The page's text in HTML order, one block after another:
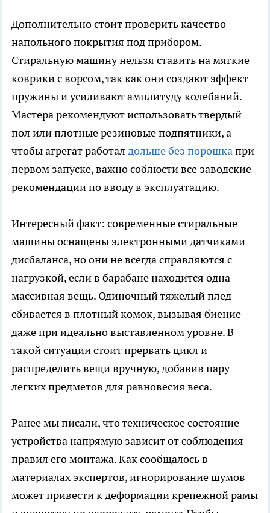
Дополнительно стоит проверить качество
напольного покрытия под прибором.
Стиральную машину нельзя ставить на мягкие
коврики с ворсом, так как они создают эффект
пружины и усиливают амплитуду колебаний.
Мастера рекомендуют использовать твердый
пол или плотные резиновые подпятники, а
чтобы агрегат работал дольше без порошкапри
первом запуске, важно соблюсти все заводские
рекомендации по вводу в эксплуатацию.
Интересный факт: современные стиральные
машины оснащены электронными датчиками
дисбаланса, но они не всегда справляются с
нагрузкой, если в барабане находится одна
массивная вещь. Одиночный тяжелый плед
сбивается в плотный комок, вызывая биение
даже при идеально выставленном уровне. В
такой ситуации стоит прервать цикл и
распределить вещи вручную, добавив пару
легких предметов для равновесия веса.
Ранее мы писали, что техническое состояние
устройства напрямую зависит от соблюдения
правил его монтажа. Как сообщалось в
материалах экспертов, игнорирование шумов
может привести к деформации крепежной рамы